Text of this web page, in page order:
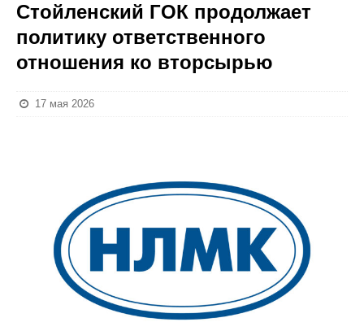
Стойленский ГОК продолжает
политику ответственного
отношения ко вторсырью
17 мая 2026